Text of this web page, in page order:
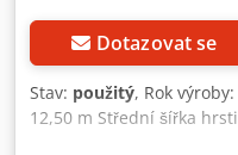
Dotazovat se
Stav: použitý, Rok výroby:
12,50 m Střední šířka
transportu: 3,00 m Délka